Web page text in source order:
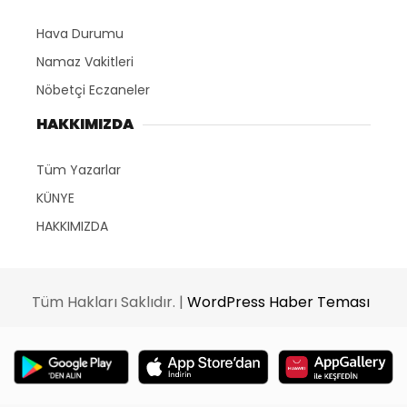
Hava Durumu
Namaz Vakitleri
Nöbetçi Eczaneler
HAKKIMIZDA
Tüm Yazarlar
KÜNYE
HAKKIMIZDA
Tüm Hakları Saklıdır. | WordPress Haber Teması